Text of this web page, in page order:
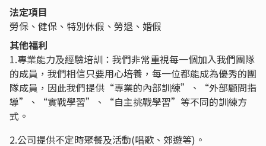
法定項目
勞保、健保、特別休假、勞退、婚假
其他福利
1.專業能力及經驗培訓：我們非常重視每一個加入我們團隊
的成員，我們相信只要用心培養，每一位都能成為優秀的團
隊成員，因此我們提供“專業的內部訓練”、“外部顧問指
導”、“實戰學習”、“自主挑戰學習”等不同的訓練方
式。
2.公司提供不定時聚餐及活動(唱歌、郊遊等)。